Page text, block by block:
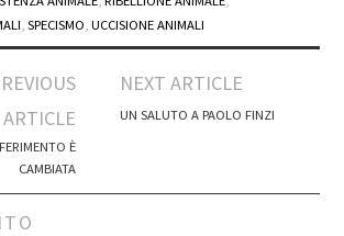
,SPECISMO ,UCCISIONE ANIMALI
ARTICLE
È
CAMBIATA
NEXT ARTICLE
UN SALUTO A PAOLO FINZI